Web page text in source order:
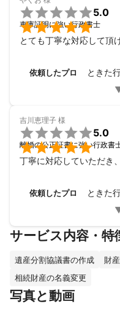


5.0
車庫証明に強い行政書士
とても丁寧な対応して頂
依頼したプロ ときた
吉川恵理子 様


5.0
離婚の公正証書に強い行政書
丁寧に対応していただき
依頼したプロ ときた
サービス内容・特
遺産分割協議書の作成 財
相続財産の名義変更
写真と動画